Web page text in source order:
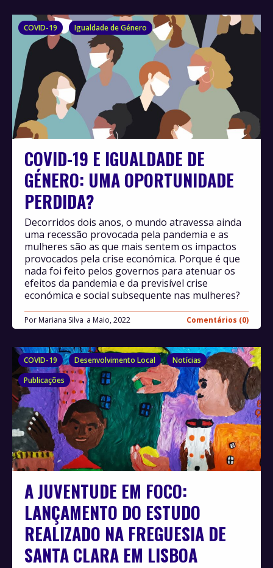
COVID-19 Igualdade de Género
COVID-19 E IGUALDADE DE
GÉNERO: UMA OPORTUNIDADE
PERDIDA?
Por Mariana Silva Maio, 2022 Comentários (0)
Decorridos dois anos, o mundo atravessa ainda
uma recessão provocada pela pandemia e as
mulheres são as que mais sentem os impactos
provocados pela crise económica. Porque é que
nada foi feito pelos governos para atenuar os
efeitos da pandemia e da previsível crise
económica e social subsequente nas mulheres?
COVID-19 Desenvolvimento Local
Notícias
Publicações
A JUVENTUDE EM FOCO:
LANÇAMENTO DO ESTUDO
REALIZADO NA FREGUESIA DE
SANTA CLARA EM LISBOA